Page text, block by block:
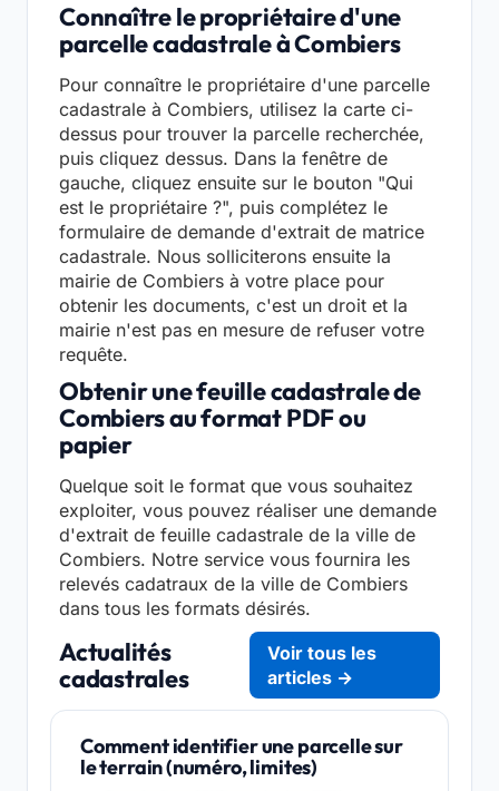
Connaître le propriétaire d'une
parcelle cadastrale à Combiers
Pour connaître le propriétaire d'une parcelle
cadastrale à Combiers, utilisez la carte ci-
dessus pour trouver la parcelle recherchée,
puis cliquez dessus. Dans la fenêtre de
gauche, cliquez ensuite sur le bouton "Qui
est le propriétaire ?", puis complétez le
formulaire de demande d'extrait de matrice
cadastrale. Nous solliciterons ensuite la
mairie de Combiers à votre place pour
obtenir les documents, c'est un droit et la
mairie n'est pas en mesure de refuser votre
requête.
Obtenir une feuille cadastrale de
Combiers au format PDF ou
papier
Quelque soit le format que vous souhaitez
exploiter, vous pouvez réaliser une demande
d'extrait de feuille cadastrale de la ville de
Combiers. Notre service vous fournira les
relevés cadatraux de la ville de Combiers
dans tous les formats désirés.
Actualités
cadastrales
Voir tous les
articles →
Comment identifier une parcelle sur
le terrain (numéro, limites)